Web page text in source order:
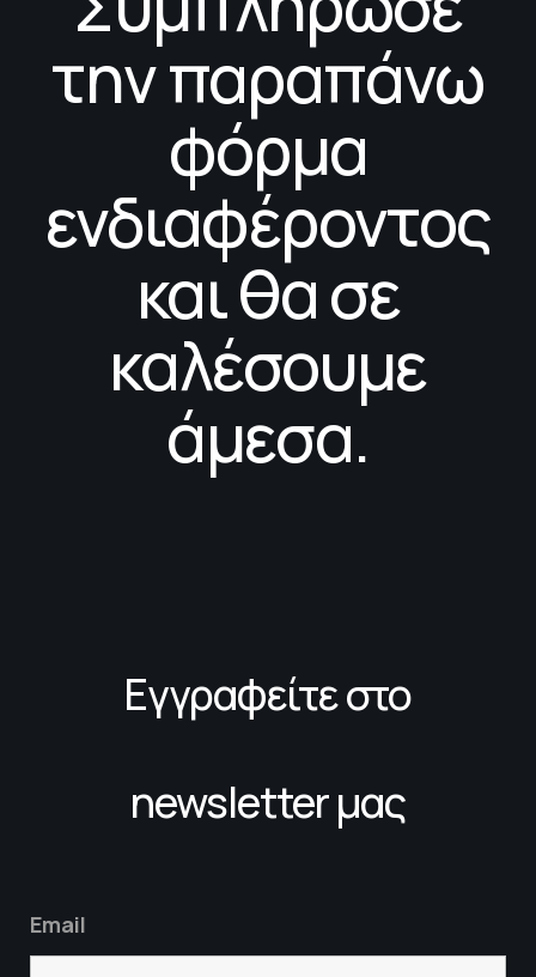
την παραπάνω
φόρμα
ενδιαφέροντος
και θα σε
καλέσουμε
άμεσα.
Εγγραφείτε στο
newsletter μας
Email